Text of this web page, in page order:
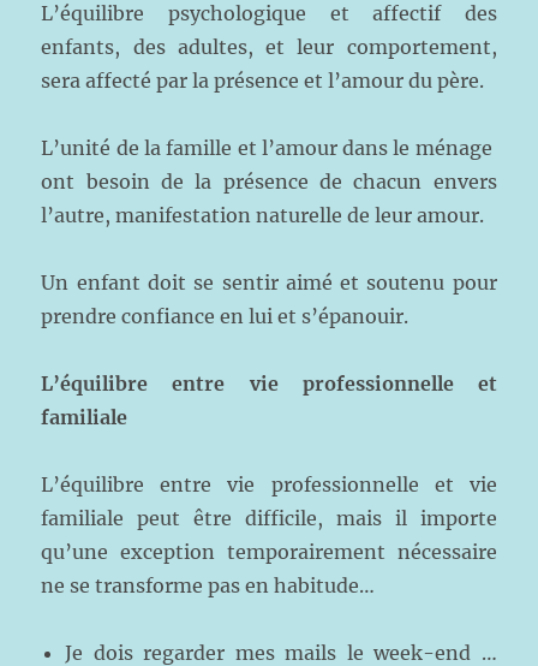
L’équilibre psychologique et affectif des
enfants, des adultes, et leur comportement,
sera affecté par la présence et l’amour du père.
L’unité de la famille et l’amour dans le ménage
ont besoin de la présence de chacun envers
l’autre, manifestation naturelle de leur amour.
Un enfant doit se sentir aimé et soutenu pour
prendre confiance en lui et s’épanouir.
L’équilibre entre vie professionnelle et
familiale
L’équilibre entre vie professionnelle et vie
familiale peut être difficile, mais il importe
qu’une exception temporairement nécessaire
ne se transforme pas en habitude…
Je dois regarder mes mails le week-end …